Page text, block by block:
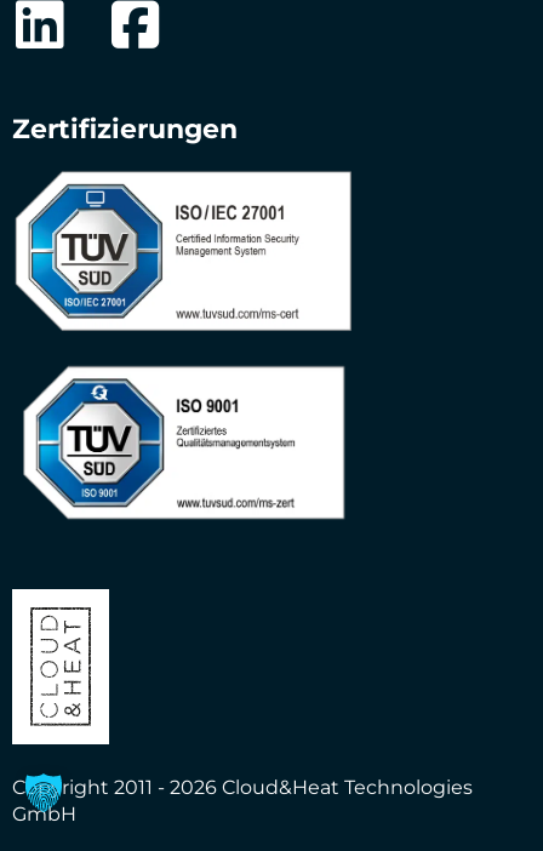
Zertifizierungen
Copyright 2011 - 2026 Cloud&Heat Technologies
GmbH